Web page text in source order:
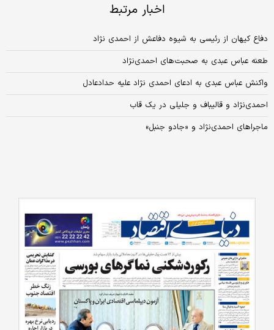
اخبار مرتبط
دفاع کیهان از رئیسی به شیوه دفاعش از احمدی نژاد
طعنه عباس عبدی به صحبت‌های احمدی‌نژاد
واکنش عباس عبدی به ادعای احمدی نژاد علیه حدادعادل
احمدی‌نژاد و قالیباف و جلیلی در یک قاب
ماجراهای احمدی‌نژاد و «جادو جنبل»